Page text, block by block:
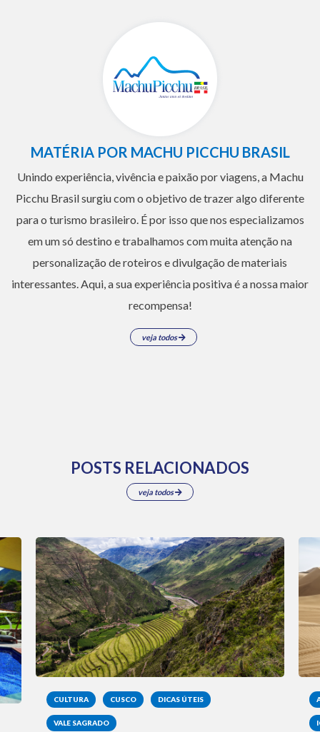
MATÉRIA POR MACHU PICCHU BRASIL
Unindo experiência, vivência e paixão por viagens, a Machu
Picchu Brasil surgiu com o objetivo de trazer algo diferente
para o turismo brasileiro. É por isso que nos especializamos
em um só destino e trabalhamos com muita atenção na
personalização de roteiros e divulgação de materiais
interessantes. Aqui, a sua experiência positiva é a nossa maior
recompensa!
veja todos
POSTS RELACIONADOS
veja todos
CULTURA CUSCO DICAS ÚTEIS
VALE SAGRADO